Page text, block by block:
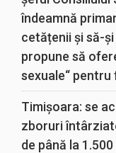
îndeamnă
cetățenii și să-
propune să
sexuale“
Timișoara: se
zboruri
de până la 1.500